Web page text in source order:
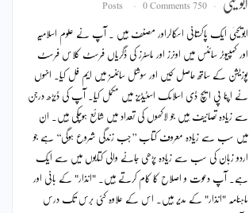
ابویحییٰ 750 Posts
0 Comments
ابویحییٰ ایک پاکستانی اسکالراور مصنف ہیں ۔ آپ نے علوم اسلامیہ
اور کمپیوٹر سائنس میں اونرز اور ماسٹرز کی ڈگریاں فرسٹ کلاس فرسٹ
پوزیشن کے ساتھ حاصل کیں اور سوشل سائنسز میں ایم فل کیا۔ انہوں
نے اپنا پی ایچ ڈی اسلامک اسٹیڈیز میں مکمل کیا۔ آپ کی ڈیڑھ درجن
سے زیادہ تصانیف ہیں جو لاکھوں کی تعداد میں شائع ہوچکی ہیں۔ ان
میں سب سے زیادہ معروف کتاب ’’جب زندگی شروع ہوگی‘‘ ہے جو
اردو زبان کی سب سے زیادہ پڑھی جانے والی کتابوں میں سے ایک
ہے۔ آپ دعوت و اصلاح کا کام کرتے ہیں۔ "انذار" کے بانی اور
ماہنامہ "انذار" کے مدیر ہیں۔ اس کے علاوہ کئی برس تک درس